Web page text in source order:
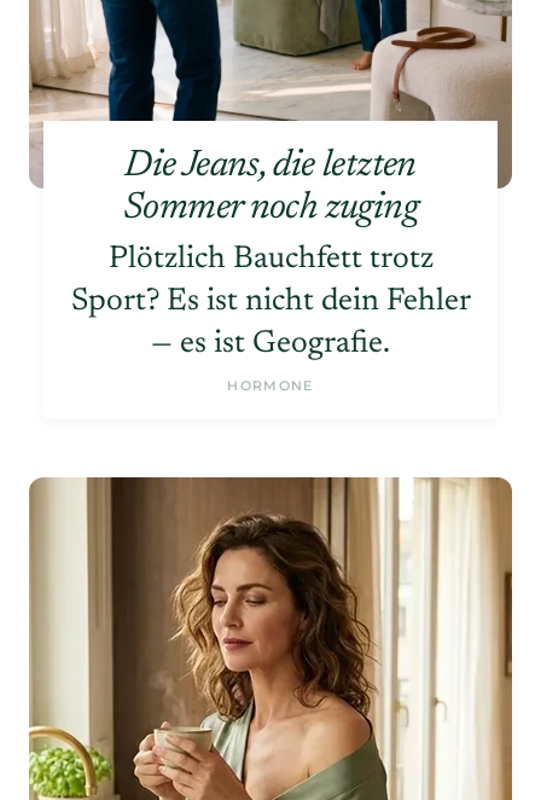
Die Jeans, die letzten
Sommer noch zuging
Plötzlich Bauchfett trotz
Sport? Es ist nicht dein Fehler
— es ist Geografie.
HORMONE